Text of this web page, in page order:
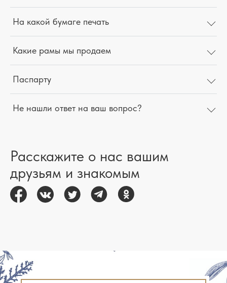
На какой бумаге печать
Какие рамы мы продаем
Паспарту
Не нашли ответ на ваш вопрос?
Расскажите о нас вашим
друзьям и знакомым